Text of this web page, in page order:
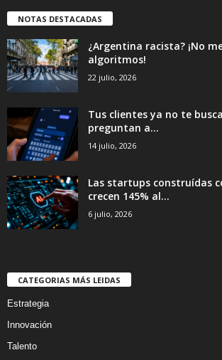
NOTAS DESTACADAS
¿Argentina racista? ¡No
algoritmos!
22 julio, 2026
Tus clientes ya no te
preguntan a...
14 julio, 2026
Las startups construídas
crecen 145% al...
6 julio, 2026
CATEGORIAS MÁS LEIDAS
Estrategia
Innovación
Talento